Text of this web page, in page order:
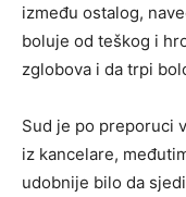
između ostalog,
boluje od teškog i
zglobova i da trpi
Sud je po preporuci
iz kancelare,
udobnije bilo da